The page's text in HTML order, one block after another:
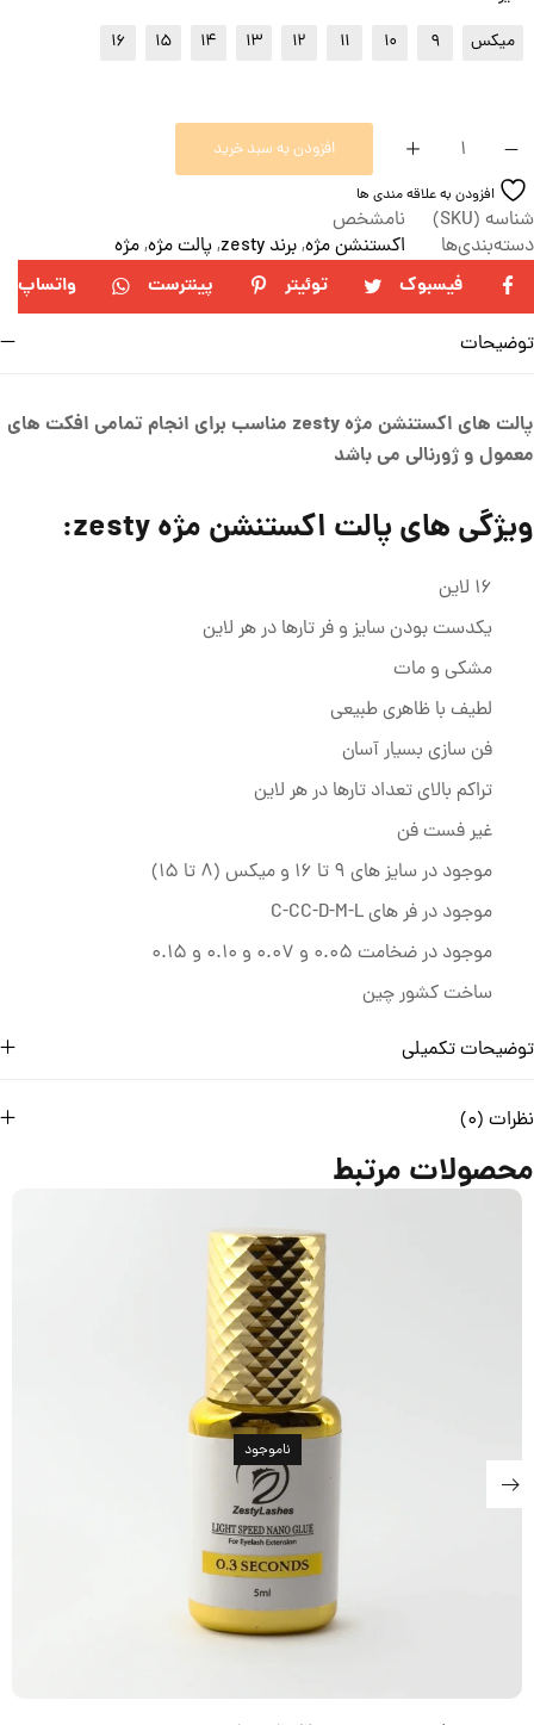
میکس 9
10
11
12
13
14
15
16
افزودن به سبد خرید
افزودن به علاقه مندی ها
شناسه (SKU)
نامشخص
دسته‌بندی‌ها
اکستنشن مژه,برند zesty ,پالت مژه,مژه
فیسبوک
توئیتر پینترست واتساپ
توضیحات
پالت های اکستنشن مژه zesty مناسب برای انجام تمامی افکت های
معمول و ژورنالی می باشد
ویژگی های پالت اکستنشن مژه zesty:
16 لاین
یکدست بودن سایز و فر تارها در هر لاین
مشکی و مات
لطیف با ظاهری طبیعی
فن سازی بسیار آسان
تراکم بالای تعداد تارها در هر لاین
غیر فست فن
موجود در سایز های 9 تا 16 و میکس (8 تا 15)
موجود در فر های C-CC-D-M-L
موجود در ضخامت 0.05 و 0.07 و 0.10 و 0.15
ساخت کشور چین
توضیحات تکمیلی
نظرات (0)
محصولات مرتبط
ناموجود